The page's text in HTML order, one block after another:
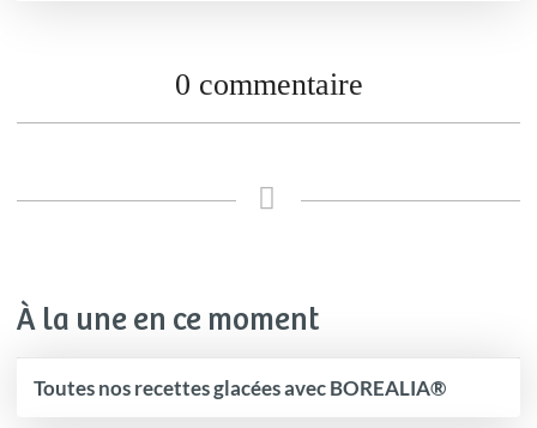
0 commentaire
À la une en ce moment
Toutes nos recettes glacées avec BOREALIA®